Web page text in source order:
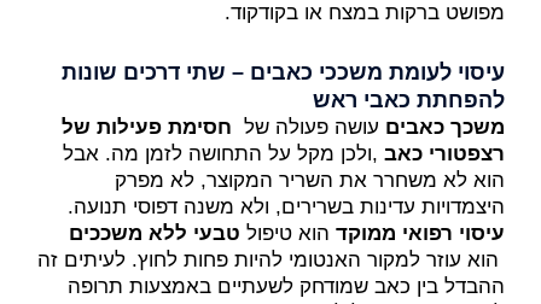
מפושט ברקות במצח או בקודקוד.
עיסוי לעומת משככי כאבים – שתי דרכים שונות
להפחתת כאבי ראש
משכך כאבים עושה פעולה של חסימת פעילות של
רצפטורי כאב ,ולכן מקל על התחושה לזמן מה. אבל
הוא לא משחרר את השריר המקוצר, לא מפרק
היצמדויות עדינות בשרירים, ולא משנה דפוסי תנועה.
עיסוי רפואי ממוקד הוא טיפול טבעי ללא משככים
הוא עוזר למקור האנטומי להיות פחות לחוץ. לעיתים זה
ההבדל בין כאב שמודחק לשעתיים באמצעות תרופה